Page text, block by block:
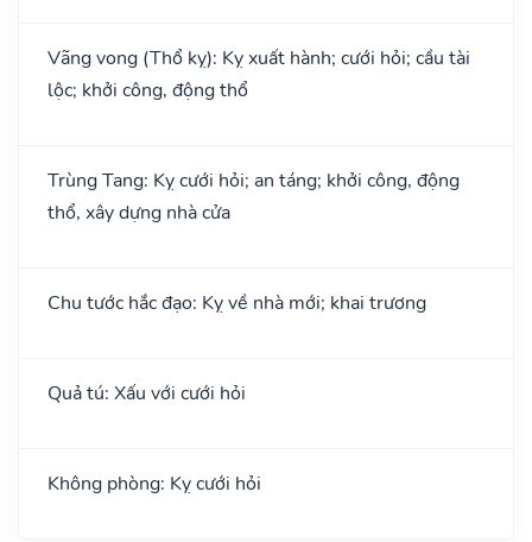
Vãng vong (Thổ kỵ): Kỵ xuất hành; cưới hỏi; cầu tài
lộc; khởi công, động thổ
Trùng Tang: Kỵ cưới hỏi; an táng; khởi công, động
thổ, xây dựng nhà cửa
Chu tước hắc đạo: Kỵ về nhà mới; khai trương
Quả tú: Xấu với cưới hỏi
Không phòng: Kỵ cưới hỏi